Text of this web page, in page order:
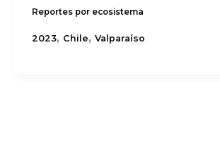
Reportes por ecosistema
2023, Chile, Valparaíso